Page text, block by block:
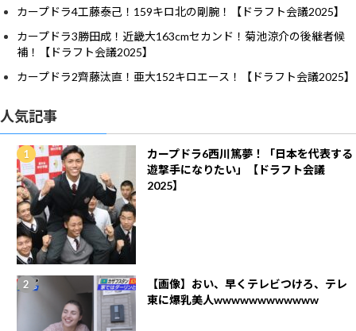
カープドラ4工藤泰己！159キロ北の剛腕！【ドラフト会議2025】
カープドラ3勝田成！近畿大163cmセカンド！菊池涼介の後継者候
補！【ドラフト会議2025】
カープドラ2齊藤汰直！亜大152キロエース！【ドラフト会議2025】
人気記事
カープドラ6西川篤夢！「日本を代表する
遊撃手になりたい」【ドラフト会議
2025】
【画像】おい、早くテレビつけろ、テレ
東に爆乳美人wwwwwwwwwwww